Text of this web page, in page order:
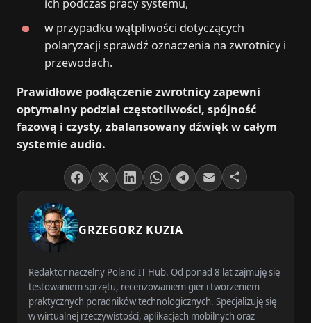
ich podczas pracy systemu,
w przypadku wątpliwości dotyczących
polaryzacji sprawdź oznaczenia na zwrotnicy i
przewodach.
Prawidłowe podłączenie zwrotnicy zapewni
optymalny podział częstotliwości, spójność
fazową i czysty, zbalansowany dźwięk w całym
systemie audio.
GRZEGORZ KUZIA
Redaktor naczelny Poland IT Hub. Od ponad 8 lat zajmuję się
testowaniem sprzętu, recenzowaniem gier i tworzeniem
praktycznych poradników technologicznych. Specjalizuję się
w wirtualnej rzeczywistości, aplikacjach mobilnych oraz